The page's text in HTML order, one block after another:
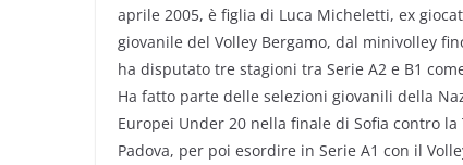
aprile 2005, è figlia di Luca Micheletti, ex
giovanile del Volley Bergamo, dal minivolley
ha disputato tre stagioni tra Serie A2 e B1
Ha fatto parte delle selezioni giovanili della
Europei Under 20 nella finale di Sofia contro
Padova, per poi esordire in Serie A1 con il